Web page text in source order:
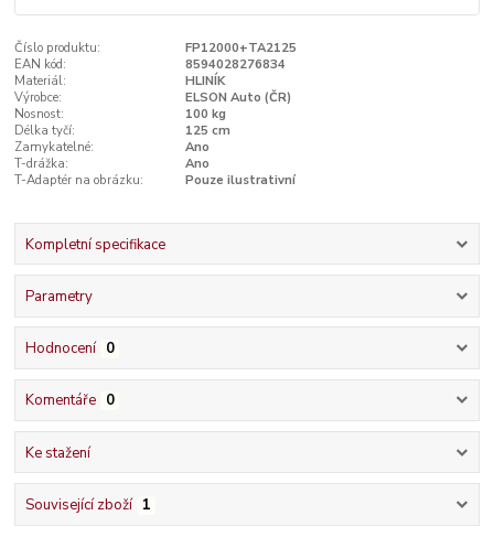
Číslo produktu:
FP12000+TA2125
EAN kód:
8594028276834
Materiál:
HLINÍK
Výrobce:
ELSON Auto (ČR)
Nosnost:
100 kg
Délka tyčí:
125 cm
Zamykatelné:
Ano
T-drážka:
Ano
T-Adaptér na obrázku:
Pouze ilustrativní
Kompletní specifikace
Parametry
Hodnocení 0
Komentáře 0
Ke stažení
Související zboží 1